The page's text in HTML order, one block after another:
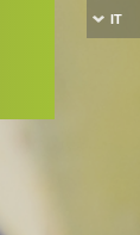
IT